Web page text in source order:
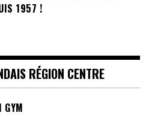
1957 !
RÉGION CENTRE
GYM